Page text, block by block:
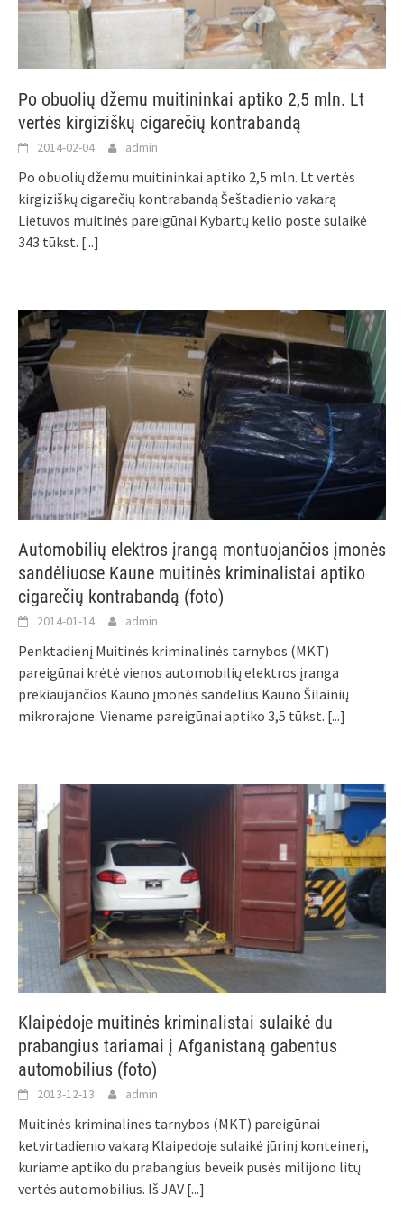
Po obuolių džemu muitininkai aptiko 2,5 mln. Lt
vertės kirgiziškų cigarečių kontrabandą
2014-02-04 admin
Po obuolių džemu muitininkai aptiko 2,5 mln. Lt vertės
kirgiziškų cigarečių kontrabandą Šeštadienio vakarą
Lietuvos muitinės pareigūnai Kybartų kelio poste sulaikė
343 tūkst. [...]
Automobilių elektros įrangą montuojančios įmonės
sandėliuose Kaune muitinės kriminalistai aptiko
cigarečių kontrabandą (foto)
2014-01-14 admin
Penktadienį Muitinės kriminalinės tarnybos (MKT)
pareigūnai krėtė vienos automobilių elektros įranga
prekiaujančios Kauno įmonės sandėlius Kauno Šilainių
mikrorajone. Viename pareigūnai aptiko 3,5 tūkst. [...]
Klaipėdoje muitinės kriminalistai sulaikė du
prabangius tariamai į Afganistaną gabentus
automobilius (foto)
2013-12-13 admin
Muitinės kriminalinės tarnybos (MKT) pareigūnai
ketvirtadienio vakarą Klaipėdoje sulaikė jūrinį konteinerį,
kuriame aptiko du prabangius beveik pusės milijono litų
vertės automobilius. Iš JAV [...]